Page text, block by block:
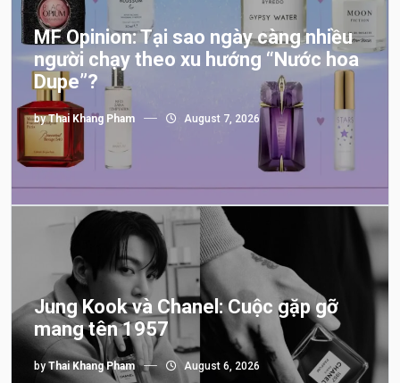
MF Opinion: Tại sao ngày càng nhiều
người chạy theo xu hướng “Nước hoa
Dupe”?
byThai Khang Pham August 7, 2026
Jung Kook và Chanel: Cuộc gặp gỡ
mang tên 1957
byThai Khang Pham August 6, 2026